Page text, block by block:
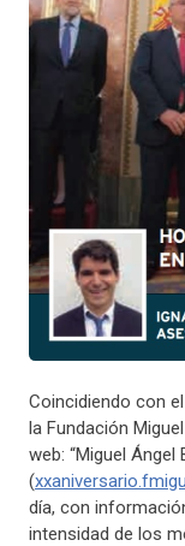
Coincidiendo con
la Fundación
web: “Miguel
(
día, con
intensidad de los